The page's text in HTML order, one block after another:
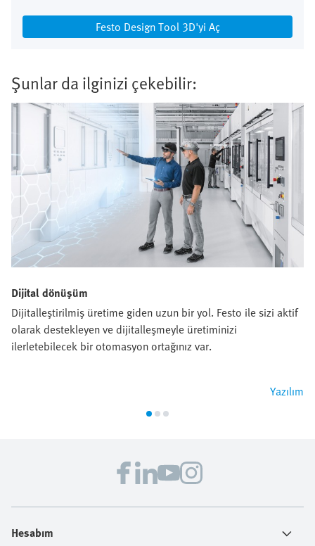
Festo Design Tool 3D'yi Aç
Şunlar da ilginizi çekebilir:
Dijital dönüşüm
Dijitalleştirilmiş üretime giden uzun bir yol. Festo ile sizi aktif
olarak destekleyen ve dijitalleşmeyle üretiminizi
ilerletebilecek bir otomasyon ortağınız var.
Yazılım
Hesabım